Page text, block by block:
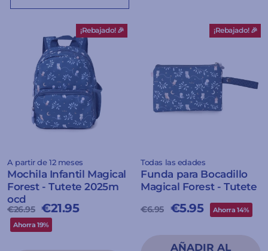
¡Rebajado! 🎉
A partir de 12 meses
Mochila Infantil Magical
Forest - Tutete 2025m
ocd
Precio
habitual
€26.95 Precio
de
€21.95
Ahorra 19%
¡Rebajado! 🎉
Todas las edades
Funda para Bocadillo
Magical Forest - Tutete
Precio
€6.95
Precio
€5.95 Ahorra 14%